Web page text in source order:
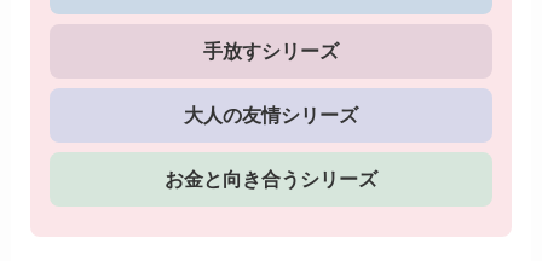
手放すシリーズ
大人の友情シリーズ
お金と向き合うシリーズ